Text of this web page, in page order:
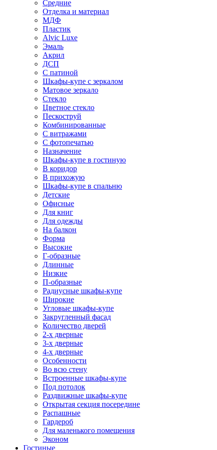
Средние
Отделка и материал
МДФ
Пластик
Alvic Luxe
Эмаль
Акрил
ДСП
С патиной
Шкафы-купе с зеркалом
Матовое зеркало
Стекло
Цветное стекло
Пескоструй
Комбинированные
С витражами
С фотопечатью
Назначение
Шкафы-купе в гостиную
В коридор
В прихожую
Шкафы-купе в спальню
Детские
Офисные
Для книг
Для одежды
На балкон
Форма
Высокие
Г-образные
Длинные
Низкие
П-образные
Радиусные шкафы-купе
Широкие
Угловые шкафы-купе
Закругленный фасад
Количество дверей
2-х дверные
3-х дверные
4-х дверные
Особенности
Во всю стену
Встроенные шкафы-купе
Под потолок
Раздвижные шкафы-купе
Открытая секция посередине
Распашные
Гардероб
Для маленького помещения
Эконом
Гостиные